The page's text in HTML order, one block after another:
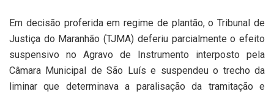
Em decisão proferida em regime de plantão, o Tribunal de
Justiça do Maranhão (TJMA) deferiu parcialmente o efeito
suspensivo no Agravo de Instrumento interposto pela
Câmara Municipal de São Luís e suspendeu o trecho da
liminar que determinava a paralisação da tramitação e